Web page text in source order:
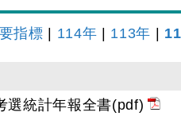
指標 114年 113年
選統計年報全書(pdf)